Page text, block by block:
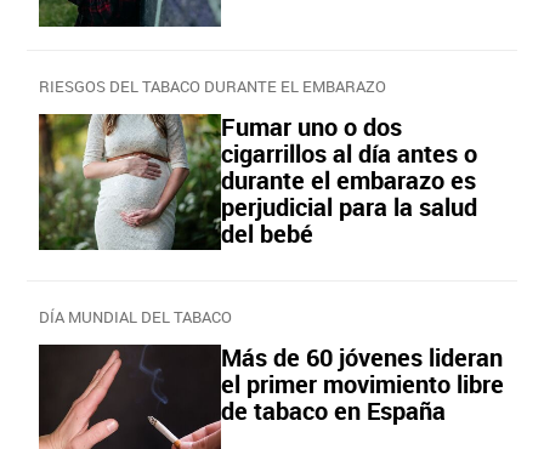
RIESGOS DEL TABACO DURANTE EL EMBARAZO
Fumar uno o dos
cigarrillos al día antes o
durante el embarazo es
perjudicial para la salud
del bebé
DÍA MUNDIAL DEL TABACO
Más de 60 jóvenes lideran
el primer movimiento libre
de tabaco en España